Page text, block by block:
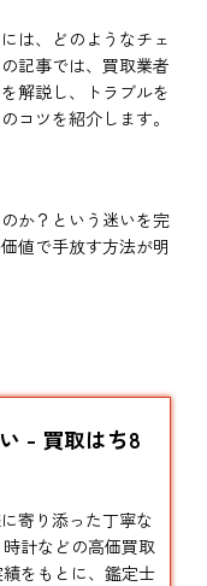
は、どのようなチェ
記事では、買取業者
解説し、トラブルを
コツを紹介します。
か？という迷いを完
値で手放す方法が明
- 買取はち8
寄り添った丁寧な
計などの高価買取
をもとに、鑑定士